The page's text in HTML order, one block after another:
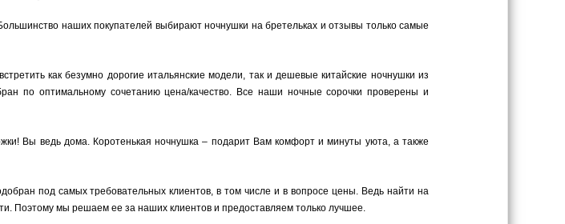
наших покупателей выбирают ночнушки на бретельках и отзывы только самые
как безумно дорогие итальянские модели, так и дешевые китайские ночнушки из
по оптимальному сочетанию цена/качество. Все наши ночные сорочки проверены и
Вы ведь дома. Коротенькая ночнушка – подарит Вам комфорт и минуты уюта, а также
под самых требовательных клиентов, в том числе и в вопросе цены. Ведь найти на
Поэтому мы решаем ее за наших клиентов и предоставляем только лучшее.